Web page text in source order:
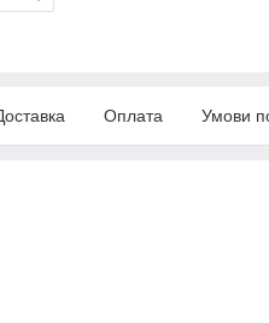
Оплата Умови